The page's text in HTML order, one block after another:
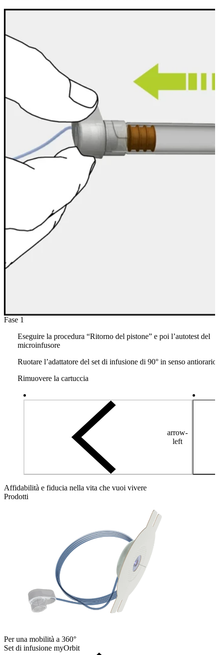
Fase 1
Eseguire la procedura “Ritorno del pistone” e poi l’autotest del
microinfusore
Ruotare l’adattatore del set di infusione di 90° in senso antiorario
Rimuovere la cartuccia
arrow-
left
Affidabilità e fiducia nella vita che vuoi vivere
Prodotti
Per una mobilità a 360°
Set di infusione myOrbit